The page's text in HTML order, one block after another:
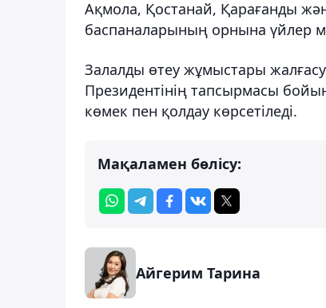
Ақмола, Қостанай, Қарағанды
баспаналарының орнына үйлер
Залалды өтеу жұмыстары
Президентінің тапсырмасы
көмек пен қолдау көрсетіледі.
Мақаламен бөлісу:
Айгерим Тарина